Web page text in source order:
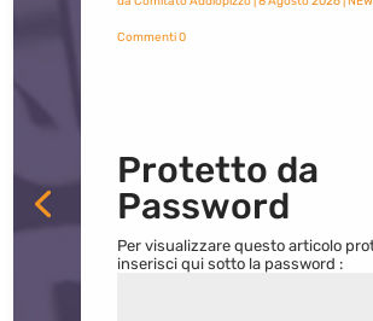
Commenti 0
Protetto da
Password
Per visualizzare questo articolo
inserisci qui sotto la password :